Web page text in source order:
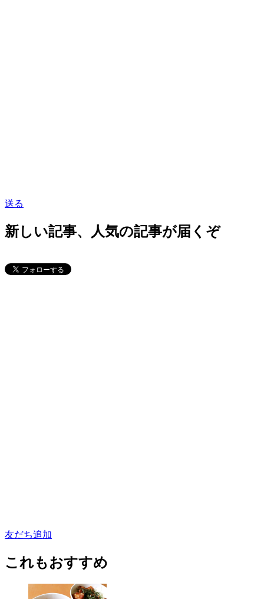
送る
新しい記事、人気の記事が届くぞ
友だち追加
これもおすすめ